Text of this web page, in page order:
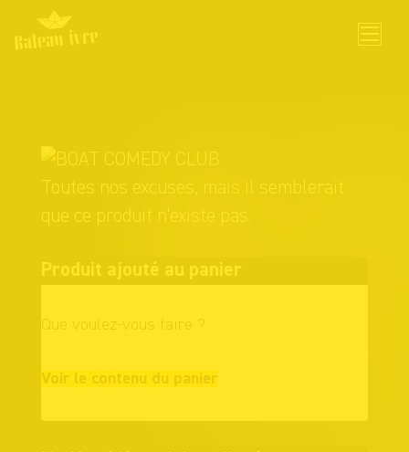
content
Toutes nos excuses, mais il semblerait
que ce produit n'existe pas.
Produit ajouté au panier
Que voulez-vous faire ?
Voir le contenu du panier